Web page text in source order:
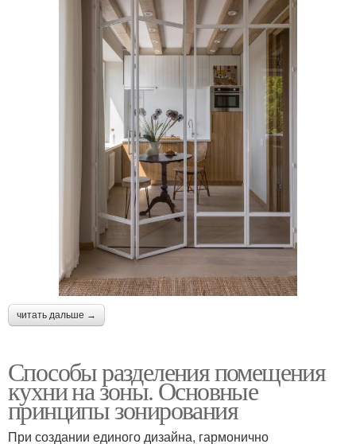
читать дальше →
Способы разделения помещения
кухни на зоны. Основные
принципы зонирования
При создании единого дизайна, гармонично